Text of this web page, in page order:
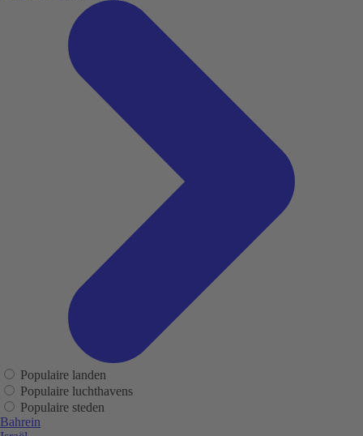
Populaire landen
Populaire luchthavens
Populaire steden
Bahrein